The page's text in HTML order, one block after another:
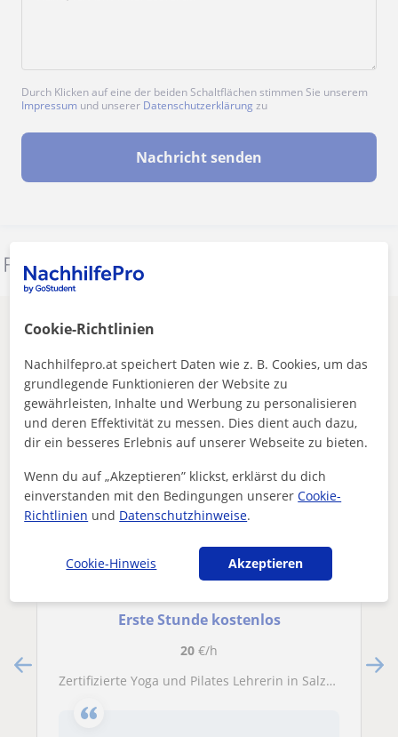
Durch Klicken auf eine der beiden Schaltflächen stimmen Sie unserem
Impressum und unserer Datenschutzerklärung zu
Nachricht senden
Dieses Profil melden
Andere Yoga-Lehrkräfte in Salzburg Stadt
Anna
Erste Stunde kostenlos
20 €/h
Zertifizierte Yoga und Pilates Lehrerin in Salzburg
Cookie-Richtlinien
Nachhilfepro.at speichert Daten wie z. B. Cookies, um das
grundlegende Funktionieren der Website zu
gewährleisten, Inhalte und Werbung zu personalisieren
und deren Effektivität zu messen. Dies dient auch dazu,
dir ein besseres Erlebnis auf unserer Webseite zu bieten.
Wenn du auf „Akzeptieren” klickst, erklärst du dich
einverstanden mit den Bedingungen unsererCookie-
Richtlinien und Datenschutzhinweise.
Cookie-Hinweis Akzeptieren